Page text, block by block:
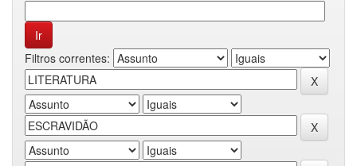
Filtros correntes: